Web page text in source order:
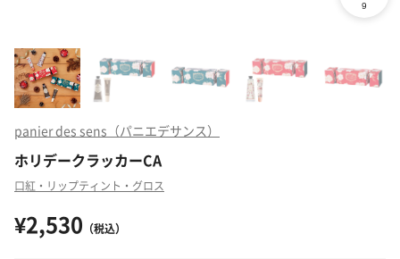
panier des sens（パニエデサンス）
ホリデークラッカーCA
口紅・リップティント・グロス
¥2,530 （税込）